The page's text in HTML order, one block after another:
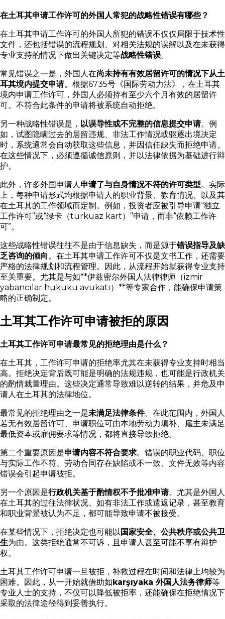
在土耳其申请工作许可的外国人常犯的战略性错误有哪些？
在土耳其申请工作许可的外国人所犯的错误不仅仅局限于技术性
文件，还包括错误的流程规划、对相关法规的误解以及在未获得
专业支持的情况下做出关键决定等战略性错误。
常见错误之一是，外国人在尚未持有有效居留许可的情况下从土
耳其境内提交申请。根据6735号《国际劳动力法》，在土耳其
境内申请工作许可，外国人必须持有至少六个月有效的居留许
可。不符合此条件的申请将被系统自动拒绝。
另一种战略性错误是， 以误导性或不完整的信息提交申请。例
如，试图隐瞒过去的居留违规、非法工作情况或驱逐出境决定
时，系统通常会自动获取这些信息，并因信任缺失而拒绝申请。
在这些情况下，必须遵循诚信原则，并以法律依据为基础进行辩
护。
此外，许多外国申请人 申请了与自身情况不符的许可类型。实际
上，每种申请形式均根据申请人的职业背景、教育情况、以及其
在土耳其的工作领域而定制。例如，投资者应被引导申请“独立
工作许可”或“绿卡（turkuaz kart）”申请，而非“依赖工作许
可”。
这些战略性错误往往不是由于信息缺失，而是源于错误指导及缺
乏咨询的倾向 。在土耳其申请工作许可不仅是文书工作，还需要
严格的法律规划和流程管理。因此，从流程开始就获得专业支持
至关重要。尤其是与如**伊兹密尔外国人法律律师（izmir
yabancılar hukuku avukatı）**等专家合作，能确保申请策
略的正确制定。
土耳其工作许可申请被拒的原因
土耳其工作许可申请最常见的拒绝理由是什么？
在土耳其，工作许可申请的拒绝率尤其在未获得专业支持时相当
高。拒绝决定背后既可能是明确的法规违规，也可能是行政机关
的酌情裁量理由。这些决定通常导致难以逆转的结果，并危及申
请人在土耳其的法律地位。
最常见的拒绝理由之一是未满足法律条件。在此范围内，外国人
若无有效居留许可、申请职位可由本地劳动力填补、雇主未满足
最低资本或雇佣要求等情况，都将直接导致拒绝。
第二个重要原因是申请内容不符合要求。错误的职业代码、职位
与实际工作不符、劳动合同存在缺陷或不一致、文件无效等内容
错误会引起申请被拒。
另一个原因是行政机关基于酌情权不予批准申请。尤其是外国人
在土耳其的过往法律状况、如有非法工作或遣返记录，甚至教育
和职业背景被认为不足，都可能导致申请不被接受。
在某些情况下，拒绝决定也可能以 国家安全、公共秩序或公共卫
生为由。这类拒绝通常不可诉，且申请人甚至可能不享有辩护
权。
土耳其工作许可申请一旦被拒，补救过程在时间和法律上均较为
困难。因此，从一开始就借助如 karşıyaka 外国人法务律师等
专业人士的支持，不仅可以降低被拒率，还能确保在拒绝情况下
采取的法律途径得到妥善执行。